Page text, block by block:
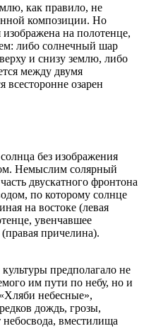
как правило, не
композиции. Но
на полотенце,
либо солнечный шар
и снизу землю, либо
между двумя
озарен
без изображения
Немыслим солярный
двускатного фронтона
по которому солнце
на востоке (левая
увенчавшее
причелина).
предполагало не
им пути по небу, но и
небесные»,
дождь, грозы,
вместилища